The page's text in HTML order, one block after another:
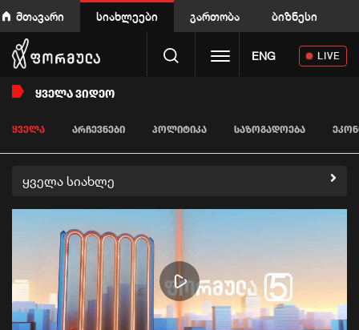
მთავარი სიახლეები გართობა ბიზნესი
Toggle navigation
ENG LIVE
ᲧᲕᲔᲚᲐ ᲕᲘᲓᲔᲝ
ᲧᲕᲔᲚᲐ ᲐᲠᲩᲔᲕᲜᲔᲑᲘ ᲞᲝᲚᲘᲢᲘᲙᲐ ᲡᲐᲖᲝᲒᲐᲓᲝᲔᲑᲐ
ყველა სიახლე